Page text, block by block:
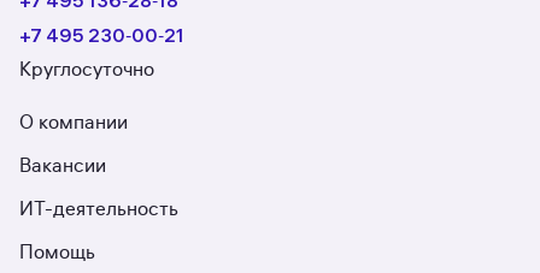
+7 495 230‑00‑21
Круглосуточно
О компании
Вакансии
ИТ-деятельность
Помощь